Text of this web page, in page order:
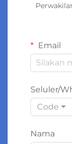
Email
Seluler/
Code
Nama